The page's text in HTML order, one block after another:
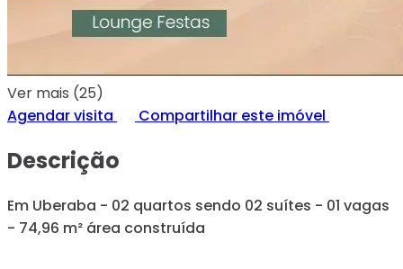
Ver mais (25)
Agendar visita
Compartilhar este imóvel
Descrição
Em Uberaba - 02 quartos sendo 02 suítes - 01 vagas
- 74,96 m² área construída